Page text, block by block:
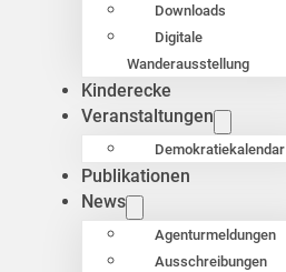
Downloads
Digitale
Wanderausstellung
Kinderecke
Veranstaltungen
Demokratiekalendar
Publikationen
News
Agenturmeldungen
Ausschreibungen